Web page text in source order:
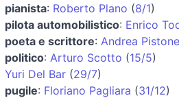
pianista: Roberto Plano (8/1)
pilota automobilistico: Enrico
poeta e scrittore: Andrea Pistone
politico: Arturo Scotto (15/5)
Yuri Del Bar (29/7)
pugile: Floriano Pagliara (31/12)